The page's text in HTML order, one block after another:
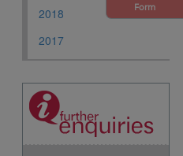
Form
2018
2017